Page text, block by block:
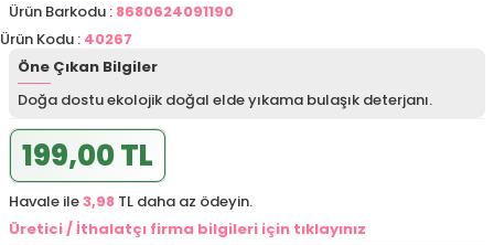
Ürün Barkodu : 8680624091190
Ürün Kodu : 40267
Öne Çıkan Bilgiler
Doğa dostu ekolojik doğal elde yıkama bulaşık deterjanı.
199,00 TL
Havale ile3,98 TL daha az ödeyin.
Üretici / İthalatçı firma bilgileri için tıklayınız